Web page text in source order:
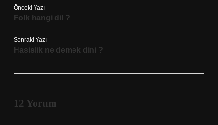
Önceki Yazı
Folk hangi dil ?
Sonraki Yazı
Hasislik ne demek dini ?
12 Yorum